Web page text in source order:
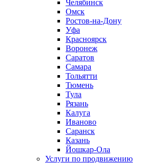
Челябинск
Омск
Ростов-на-Дону
Уфа
Красноярск
Воронеж
Саратов
Самара
Тольятти
Тюмень
Тула
Рязань
Калуга
Иваново
Саранск
Казань
Йошкар-Ола
Услуги по продвижению